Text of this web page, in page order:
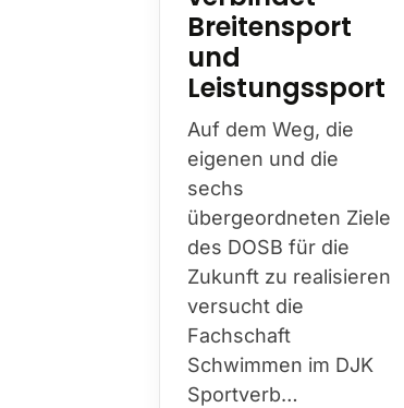
Breitensport
und
Leistungssport
Auf dem Weg, die
eigenen und die
sechs
übergeordneten Ziele
des DOSB für die
Zukunft zu realisieren
versucht die
Fachschaft
Schwimmen im DJK
Sportverb…